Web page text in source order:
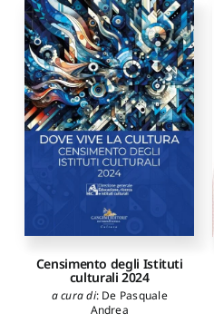
Angela Maria,De Angelis
Maria Chiara,Velardi
Andrea,Golob Tea,Gurashi
Romina,Makarovic Matej,
Ferrari Giovannipaolo,
Diana Paolo,Tibursi
Francesco,Castellano Clelia,
Pascali Michelangelo,Dino
Alessandra,Martinelli
Monica,Scotti Simona,
Vignola Marta
Censimento degli Istituti
culturali 2024
a cura di: De Pasquale
Andrea